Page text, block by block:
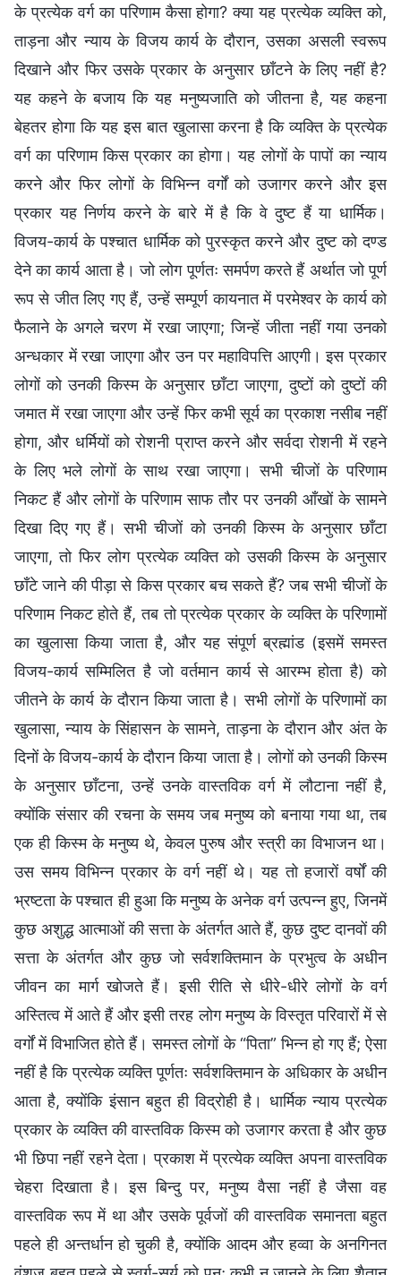
के प्रत्येक वर्ग का परिणाम कैसा होगा? क्या यह प्रत्येक व्यक्ति को,
ताड़ना और न्याय के विजय कार्य के दौरान, उसका असली स्वरूप
दिखाने और फिर उसके प्रकार के अनुसार छाँटने के लिए नहीं है?
यह कहने के बजाय कि यह मनुष्यजाति को जीतना है, यह कहना
बेहतर होगा कि यह इस बात खुलासा करना है कि व्यक्ति के प्रत्येक
वर्ग का परिणाम किस प्रकार का होगा। यह लोगों के पापों का न्याय
करने और फिर लोगों के विभिन्न वर्गों को उजागर करने और इस
प्रकार यह निर्णय करने के बारे में है कि वे दुष्ट हैं या धार्मिक।
विजय-कार्य के पश्चात धार्मिक को पुरस्कृत करने और दुष्ट को दण्ड
देने का कार्य आता है। जो लोग पूर्णतः समर्पण करते हैं अर्थात जो पूर्ण
रूप से जीत लिए गए हैं, उन्हें सम्पूर्ण कायनात में परमेश्वर के कार्य को
फैलाने के अगले चरण में रखा जाएगा; जिन्हें जीता नहीं गया उनको
अन्धकार में रखा जाएगा और उन पर महाविपत्ति आएगी। इस प्रकार
लोगों को उनकी किस्म के अनुसार छाँटा जाएगा, दुष्टों को दुष्टों की
जमात में रखा जाएगा और उन्हें फिर कभी सूर्य का प्रकाश नसीब नहीं
होगा, और धर्मियों को रोशनी प्राप्त करने और सर्वदा रोशनी में रहने
के लिए भले लोगों के साथ रखा जाएगा। सभी चीजों के परिणाम
निकट हैं और लोगों के परिणाम साफ तौर पर उनकी आँखों के सामने
दिखा दिए गए हैं। सभी चीजों को उनकी किस्म के अनुसार छाँटा
जाएगा, तो फिर लोग प्रत्येक व्यक्ति को उसकी किस्म के अनुसार
छाँटे जाने की पीड़ा से किस प्रकार बच सकते हैं? जब सभी चीजों के
परिणाम निकट होते हैं, तब तो प्रत्येक प्रकार के व्यक्ति के परिणामों
का खुलासा किया जाता है, और यह संपूर्ण ब्रह्मांड (इसमें समस्त
विजय-कार्य सम्मिलित है जो वर्तमान कार्य से आरम्भ होता है) को
जीतने के कार्य के दौरान किया जाता है। सभी लोगों के परिणामों का
खुलासा, न्याय के सिंहासन के सामने, ताड़ना के दौरान और अंत के
दिनों के विजय-कार्य के दौरान किया जाता है। लोगों को उनकी किस्म
के अनुसार छाँटना, उन्हें उनके वास्तविक वर्ग में लौटाना नहीं है,
क्योंकि संसार की रचना के समय जब मनुष्य को बनाया गया था, तब
एक ही किस्म के मनुष्य थे, केवल पुरुष और स्त्री का विभाजन था।
उस समय विभिन्न प्रकार के वर्ग नहीं थे। यह तो हजारों वर्षों की
भ्रष्टता के पश्चात ही हुआ कि मनुष्य के अनेक वर्ग उत्पन्न हुए, जिनमें
कुछ अशुद्ध आत्माओं की सत्ता के अंतर्गत आते हैं, कुछ दुष्ट दानवों की
सत्ता के अंतर्गत और कुछ जो सर्वशक्तिमान के प्रभुत्व के अधीन
जीवन का मार्ग खोजते हैं। इसी रीति से धीरे-धीरे लोगों के वर्ग
अस्तित्व में आते हैं और इसी तरह लोग मनुष्य के विस्तृत परिवारों में से
वर्गों में विभाजित होते हैं। समस्त लोगों के “पिता” भिन्न हो गए हैं; ऐसा
नहीं है कि प्रत्येक व्यक्ति पूर्णतः सर्वशक्तिमान के अधिकार के अधीन
आता है, क्योंकि इंसान बहुत ही विद्रोही है। धार्मिक न्याय प्रत्येक
प्रकार के व्यक्ति की वास्तविक किस्म को उजागर करता है और कुछ
भी छिपा नहीं रहने देता। प्रकाश में प्रत्येक व्यक्ति अपना वास्तविक
चेहरा दिखाता है। इस बिन्दु पर, मनुष्य वैसा नहीं है जैसा वह
वास्तविक रूप में था और उसके पूर्वजों की वास्तविक समानता बहुत
पहले ही अन्तर्धान हो चुकी है, क्योंकि आदम और हव्वा के अनगिनत